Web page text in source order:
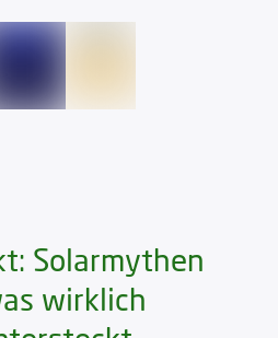
Solarmythen
wirklich